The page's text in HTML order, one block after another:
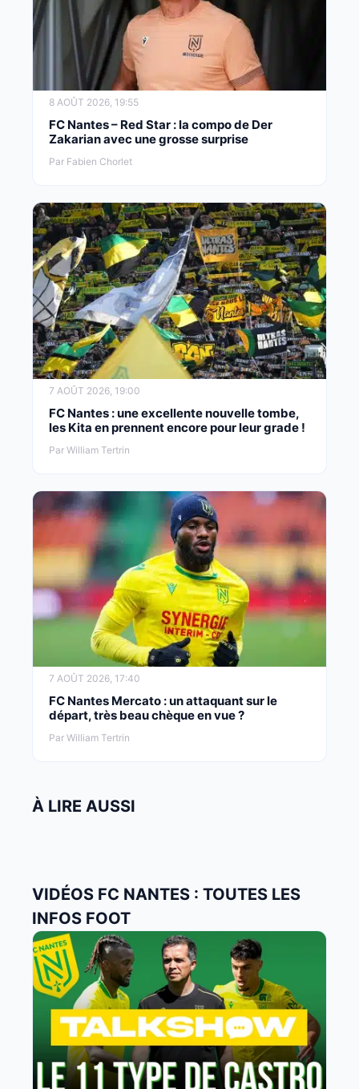
8 AOÛT 2026, 19:55
FC Nantes – Red Star : la compo de Der
Zakarian avec une grosse surprise
Par Fabien Chorlet
7 AOÛT 2026, 19:00
FC Nantes : une excellente nouvelle tombe,
les Kita en prennent encore pour leur grade !
Par William Tertrin
7 AOÛT 2026, 17:40
FC Nantes Mercato : un attaquant sur le
départ, très beau chèque en vue ?
Par William Tertrin
À LIRE AUSSI
VIDÉOS FC NANTES : TOUTES LES
INFOS FOOT